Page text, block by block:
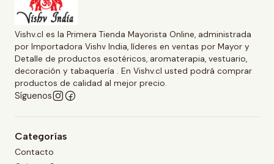
Vishv.cl es la Primera Tienda Mayorista Online, administrada
por Importadora Vishv India, líderes en ventas por Mayor y
Detalle de productos esotéricos, aromaterapia, vestuario,
decoración y tabaquería . En Vishv.cl usted podrá comprar
productos de calidad al mejor precio.
Síguenos
Categorías
Contacto